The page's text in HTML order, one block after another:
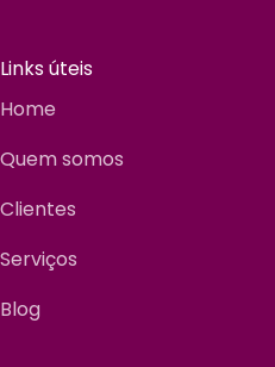
Links úteis
Home
Quem somos
Clientes
Serviços
Blog